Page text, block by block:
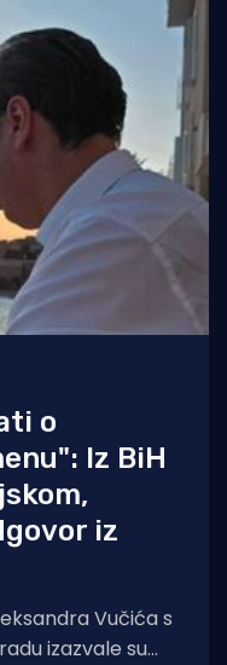
o
Iz BiH
iz
Vučića s
izazvale su